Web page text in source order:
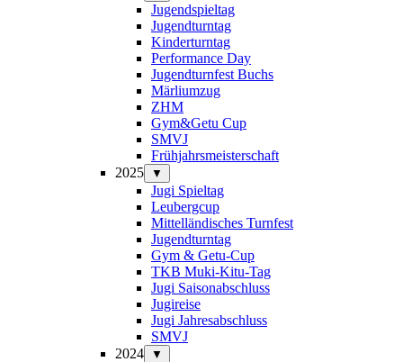
Jugendspieltag
Jugendturntag
Kinderturntag
Performance Day
Jugendturnfest Buchs
Märliumzug
ZHM
Gym&Getu Cup
SMVJ
Frühjahrsmeisterschaft
2025
▼
Jugi Spieltag
Leubergcup
Mittelländisches Turnfest
Jugendturntag
Gym & Getu-Cup
TKB Muki-Kitu-Tag
Jugi Saisonabschluss
Jugireise
Jugi Jahresabschluss
SMVJ
2024
▼